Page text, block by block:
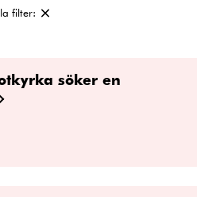
filter:
söker en